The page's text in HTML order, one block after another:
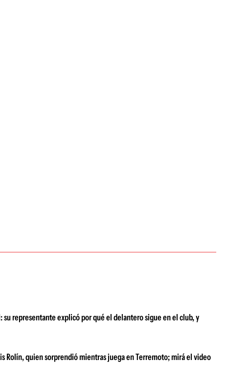
representante explicó por qué el delantero sigue en el club, y
Rolín, quien sorprendió mientras juega en Terremoto; mirá el video